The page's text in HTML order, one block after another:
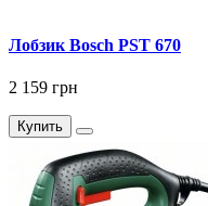
Лобзик Bosch PST 670
2 159 грн
Купить